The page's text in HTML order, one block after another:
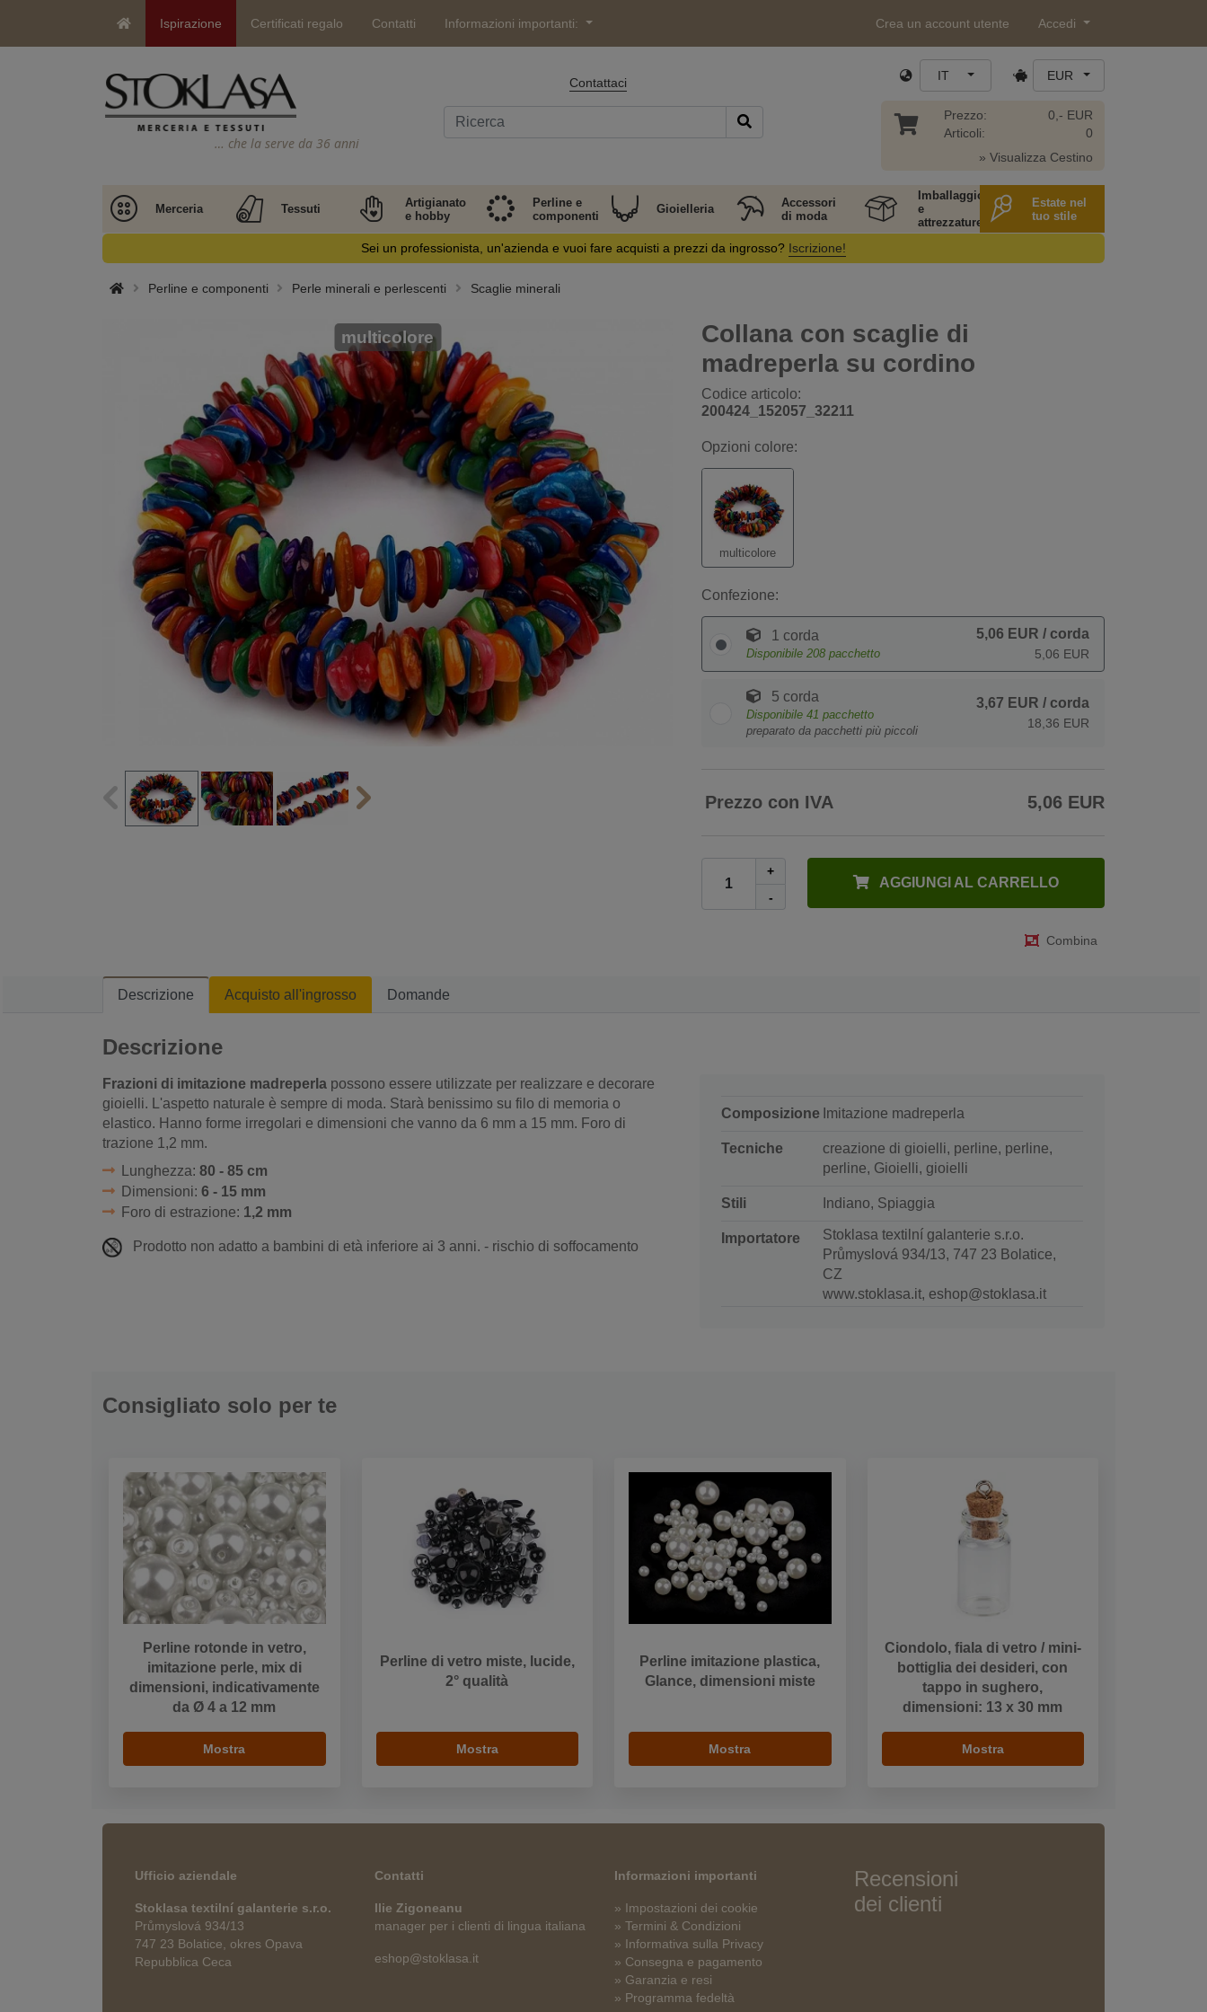
Ispirazione Certificati regalo Contatti Informazioni importanti: Crea un account utente Accedi
… che la serve da 36 anni
Contattaci IT EUR
Prezzo:
Articoli:
0,- EUR
0
» Visualizza Cestino
Merceria Tessuti
Artigianato
e hobby
Perline e
componenti
Gioielleria
Accessori
di moda
Imballaggio
e
attrezzature
Estate nel
tuo stile
Sei un professionista, un'azienda e vuoi fare acquisti a prezzi da ingrosso? Iscrizione!
Perline e componenti Perle minerali e perlescenti Scaglie minerali
Collana con scaglie di
madreperla su cordino
Codice articolo:
200424_152057_32211
multicolore
Opzioni colore:
multicolore
Confezione:
1 corda
Disponibile 208 pacchetto
5,06 EUR / corda
5,06 EUR
5 corda
Disponibile 41 pacchetto
preparato da pacchetti più piccoli
3,67 EUR / corda
18,36 EUR
Prezzo con IVA 5,06 EUR
+
-
AGGIUNGI AL CARRELLO
Combina
Descrizione Acquisto all'ingrosso Domande
Descrizione
Frazioni di imitazione madreperla possono essere utilizzate per realizzare e decorare
gioielli. L'aspetto naturale è sempre di moda. Starà benissimo su filo di memoria o
elastico. Hanno forme irregolari e dimensioni che vanno da 6 mm a 15 mm. Foro di
trazione 1,2 mm.
Lunghezza: 80 - 85 cm
Dimensioni: 6 - 15 mm
Foro di estrazione: 1,2 mm
Prodotto non adatto a bambini di età inferiore ai 3 anni. - rischio di soffocamento
Composizione Imitazione madreperla
Tecniche
creazione di gioielli, perline, perline,
perline, Gioielli, gioielli
Stili Indiano, Spiaggia
Importatore
Stoklasa textilní galanterie s.r.o.
Průmyslová 934/13, 747 23 Bolatice,
CZ
www.stoklasa.it, eshop@stoklasa.it
Consigliato solo per te
Perline rotonde in vetro,
imitazione perle, mix di
dimensioni, indicativamente
da Ø 4 a 12 mm
Mostra
Perline di vetro miste, lucide,
2° qualità
Mostra
Perline imitazione plastica,
Glance, dimensioni miste
Mostra
Ciondolo, fiala di vetro / mini-
bottiglia dei desideri, con
tappo in sughero,
dimensioni: 13 x 30 mm
Mostra
Ufficio aziendale
Stoklasa textilní galanterie s.r.o.
Průmyslová 934/13
747 23 Bolatice, okres Opava
Repubblica Ceca
Contatti
Ilie Zigoneanu
manager per i clienti di lingua italiana
eshop@stoklasa.it
Informazioni importanti
» Impostazioni dei cookie
» Termini & Condizioni
» Informativa sulla Privacy
» Consegna e pagamento
» Garanzia e resi
» Programma fedeltà
Recensioni
dei clienti